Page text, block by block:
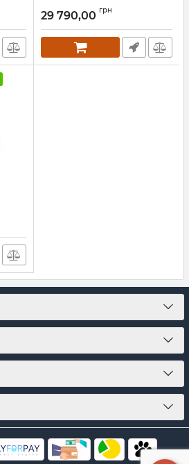
29 790,00 грн